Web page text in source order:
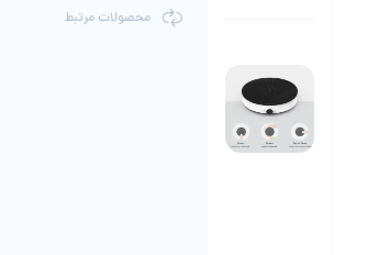
محصولات مرتبط